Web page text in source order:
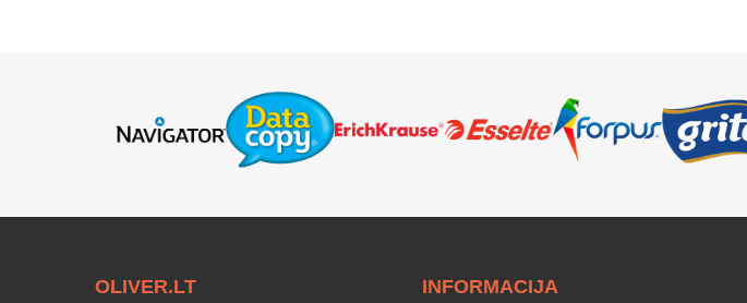
OLIVER.LT INFORMACIJA